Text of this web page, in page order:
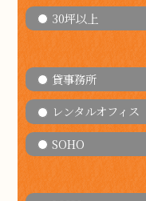
30坪以上
貸事務所
レンタルオフィス
SOHO